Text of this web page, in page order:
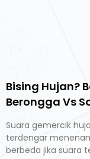
Bising Hujan?
Berongga Vs
Suara gemercik
terdengar
berbeda jika suara